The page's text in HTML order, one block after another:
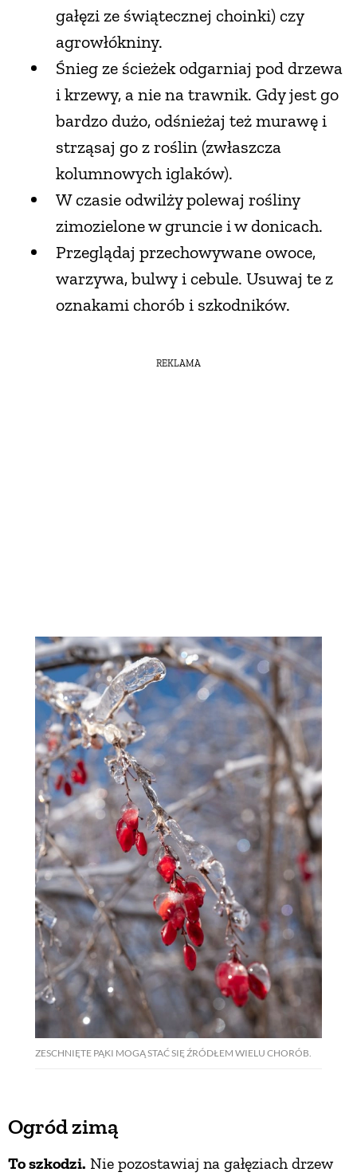
gałęzi ze świątecznej choinki) czy
agrowłókniny.
Śnieg ze ścieżek odgarniaj pod drzewa
i krzewy, a nie na trawnik. Gdy jest go
bardzo dużo, odśnieżaj też murawę i
strząsaj go z roślin (zwłaszcza
kolumnowych iglaków).
W czasie odwilży polewaj rośliny
zimozielone w gruncie i w donicach.
Przeglądaj przechowywane owoce,
warzywa, bulwy i cebule. Usuwaj te z
oznakami chorób i szkodników.
REKLAMA
ZESCHNIĘTE PĄKI MOGĄ STAĆ SIĘ ŹRÓDŁEM WIELU CHORÓB.
Ogród zimą
To szkodzi. Nie pozostawiaj na gałęziach drzew